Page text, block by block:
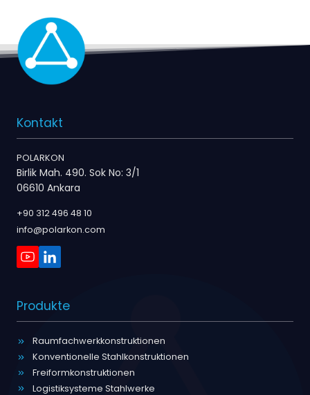
Kontakt
POLARKON
Birlik Mah. 490. Sok No: 3/1
06610 Ankara
+90 312 496 48 10
info@polarkon.com
Produkte
Raumfachwerkkonstruktionen
Konventionelle Stahlkonstruktionen
Freiformkonstruktionen
Logistiksysteme Stahlwerke